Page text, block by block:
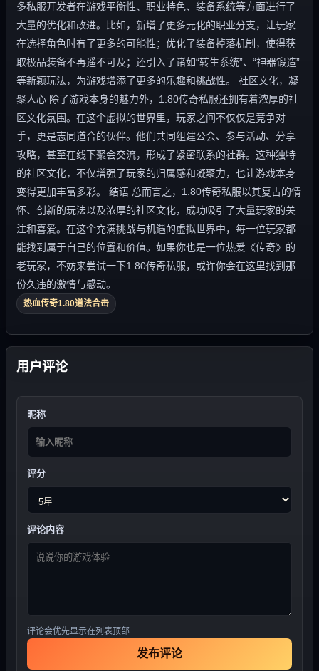
多私服开发者在游戏平衡性、职业特色、装备系统等方面进行了
大量的优化和改进。比如，新增了更多元化的职业分支，让玩家
在选择角色时有了更多的可能性；优化了装备掉落机制，使得获
取极品装备不再遥不可及；还引入了诸如“转生系统”、“神器锻造”
等新颖玩法，为游戏增添了更多的乐趣和挑战性。 社区文化，凝
聚人心 除了游戏本身的魅力外，1.80传奇私服还拥有着浓厚的社
区文化氛围。在这个虚拟的世界里，玩家之间不仅仅是竞争对
手，更是志同道合的伙伴。他们共同组建公会、参与活动、分享
攻略，甚至在线下聚会交流，形成了紧密联系的社群。这种独特
的社区文化，不仅增强了玩家的归属感和凝聚力，也让游戏本身
变得更加丰富多彩。 结语 总而言之，1.80传奇私服以其复古的情
怀、创新的玩法以及浓厚的社区文化，成功吸引了大量玩家的关
注和喜爱。在这个充满挑战与机遇的虚拟世界中，每一位玩家都
能找到属于自己的位置和价值。如果你也是一位热爱《传奇》的
老玩家，不妨来尝试一下1.80传奇私服，或许你会在这里找到那
份久违的激情与感动。
热血传奇1.80道法合击
用户评论
昵称
评分
评论内容
评论会优先显示在列表顶部
发布评论